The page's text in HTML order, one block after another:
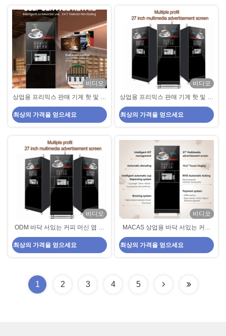
비디오
상업용 프리믹스 판매 기계 핫 및 콜
드 차 및 커피 셀프 서비스 커피 메
이커 장비
최상의 가격을 얻으세요
비디오
상업용 프리믹스 판매 기계 핫 및 콜
드 차 및 커피 셀프 서비스 커피 메
이커 장비
최상의 가격을 얻으세요
비디오
ODM 바닥 서있는 커피 머신 엽 금
속 셀프 서비스 커피 머신
최상의 가격을 얻으세요
비디오
MACAS 상업용 바닥 서있는 커피
머신 27in 스크린과 와이파이
최상의 가격을 얻으세요
1 2 3 4 5